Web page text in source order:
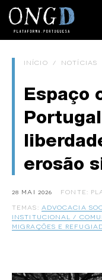
INÍCIO / NOTÍCIAS
Espaço
erosão
28 MAI 2026
FONTE:
TEMAS: ADVOCACIA
INSTITUCIONAL /
MIGRAÇÕES E